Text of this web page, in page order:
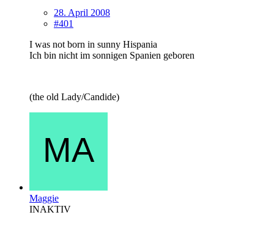
28. April 2008
#401
I was not born in sunny Hispania
Ich bin nicht im sonnigen Spanien geboren
(the old Lady/Candide)
Maggie
INAKTIV